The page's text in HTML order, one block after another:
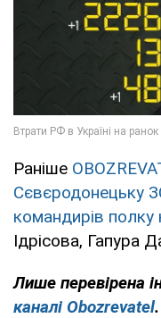
Раніше
Сєвєродонецьку
командирів полку
Ідрісова, Гапура
Лише перевірена
каналі Obozrevatel